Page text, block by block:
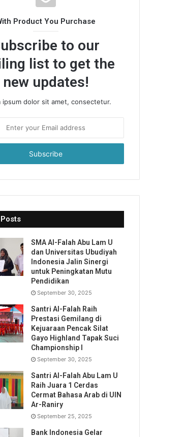
Product You Purchase
to our
list to get the
new updates!
ipsum dolor sit amet, consectetur.
SMA Al-Falah Abu Lam U
dan Universitas Ubudiyah
Indonesia Jalin Sinergi
untuk Peningkatan Mutu
Pendidikan
September 30, 2025
Santri Al-Falah Raih
Prestasi Gemilang di
Kejuaraan Pencak Silat
Gayo Highland Tapak Suci
Championship I
September 30, 2025
Santri Al-Falah Abu Lam U
Raih Juara 1 Cerdas
Cermat Bahasa Arab di UIN
Ar-Raniry
September 25, 2025
Bank Indonesia Gelar